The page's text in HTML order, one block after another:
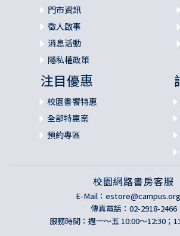
門市資訊
徵人啟事
消息活動
隱私權政策
注目優惠
校園書饗特惠
全部特惠案
預約專區
校園網路書房客服
E-Mail：
傳真電話：02-2918-2466
服務時間：週一～五 10:00～12:30；